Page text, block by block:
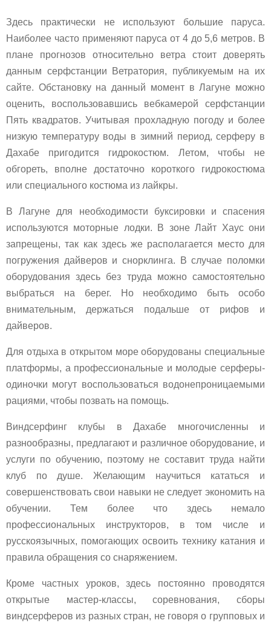
Здесь практически не используют большие паруса.
Наиболее часто применяют паруса от 4 до 5,6 метров. В
плане прогнозов относительно ветра стоит доверять
данным серфстанции Ветратория, публикуемым на их
сайте. Обстановку на данный момент в Лагуне можно
оценить, воспользовавшись вебкамерой серфстанции
Пять квадратов. Учитывая прохладную погоду и более
низкую температуру воды в зимний период, серферу в
Дахабе пригодится гидрокостюм. Летом, чтобы не
обгореть, вполне достаточно короткого гидрокостюма
или специального костюма из лайкры.
В Лагуне для необходимости буксировки и спасения
используются моторные лодки. В зоне Лайт Хаус они
запрещены, так как здесь же располагается место для
погружения дайверов и снорклинга. В случае поломки
оборудования здесь без труда можно самостоятельно
выбраться на берег. Но необходимо быть особо
внимательным, держаться подальше от рифов и
дайверов.
Для отдыха в открытом море оборудованы специальные
платформы, а профессиональные и молодые серферы-
одиночки могут воспользоваться водонепроницаемыми
рациями, чтобы позвать на помощь.
Виндсерфинг клубы в Дахабе многочисленны и
разнообразны, предлагают и различное оборудование, и
услуги по обучению, поэтому не составит труда найти
клуб по душе. Желающим научиться кататься и
совершенствовать свои навыки не следует экономить на
обучении. Тем более что здесь немало
профессиональных инструкторов, в том числе и
русскоязычных, помогающих освоить технику катания и
правила обращения со снаряжением.
Кроме частных уроков, здесь постоянно проводятся
открытые мастер-классы, соревнования, сборы
виндсерферов из разных стран, не говоря о групповых и